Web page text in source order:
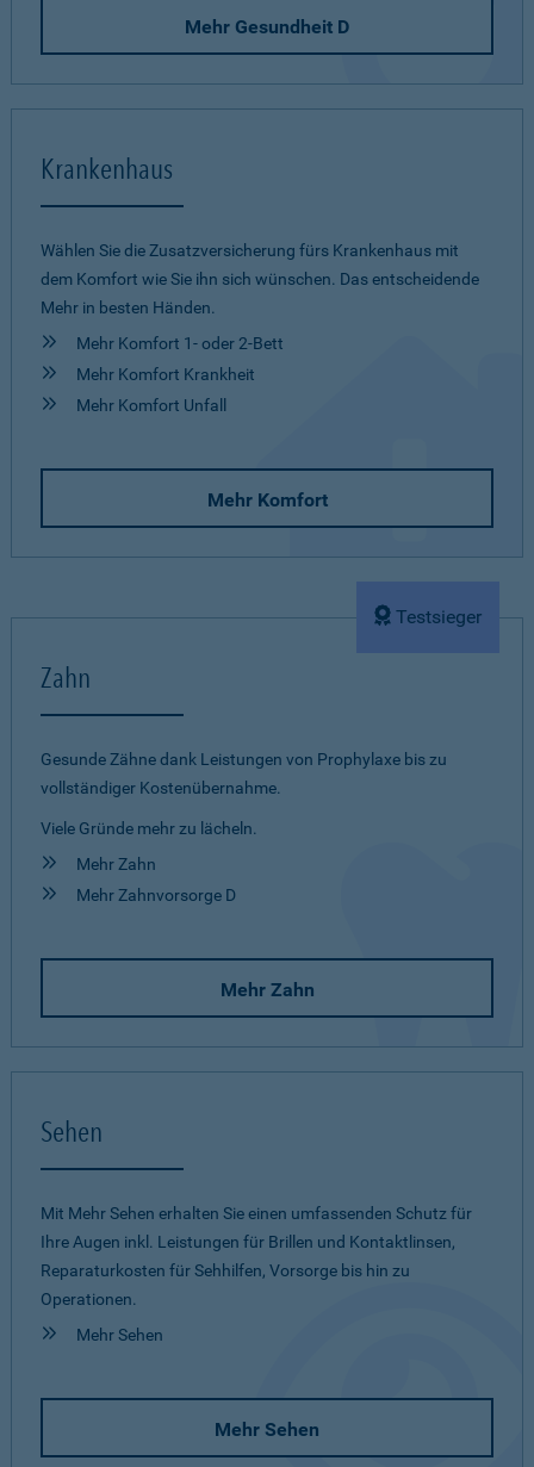
Mehr Gesundheit D
Krankenhaus
Wählen Sie die Zusatzversicherung fürs Krankenhaus mit
dem Komfort wie Sie ihn sich wünschen. Das entscheidende
Mehr in besten Händen.
Mehr Komfort 1- oder 2-Bett
Mehr Komfort Krankheit
Mehr Komfort Unfall
Mehr Komfort
Testsieger
Zahn
Gesunde Zähne dank Leistungen von Prophylaxe bis zu
vollständiger Kostenübernahme.
Viele Gründe mehr zu lächeln.
Mehr Zahn
Mehr Zahnvorsorge D
Mehr Zahn
Sehen
Mit Mehr Sehen erhalten Sie einen umfassenden Schutz für
Ihre Augen inkl. Leistungen für Brillen und Kontaktlinsen,
Reparaturkosten für Sehhilfen, Vorsorge bis hin zu
Operationen.
Mehr Sehen
Mehr Sehen